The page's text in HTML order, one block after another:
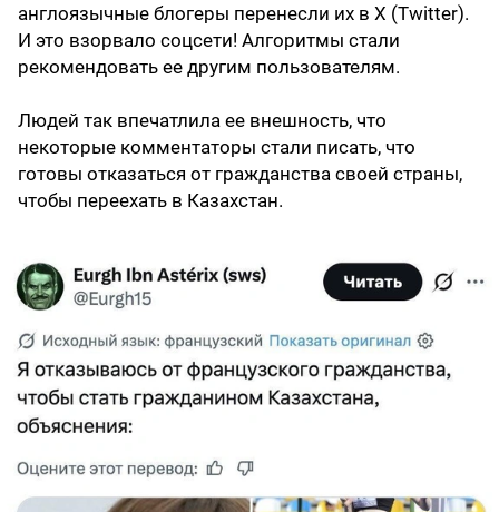
англоязычные блогеры перенесли их в X (Twitter).
И это взорвало соцсети! Алгоритмы стали
рекомендовать ее другим пользователям.
Людей так впечатлила ее внешность, что
некоторые комментаторы стали писать, что
готовы отказаться от гражданства своей страны,
чтобы переехать в Казахстан.